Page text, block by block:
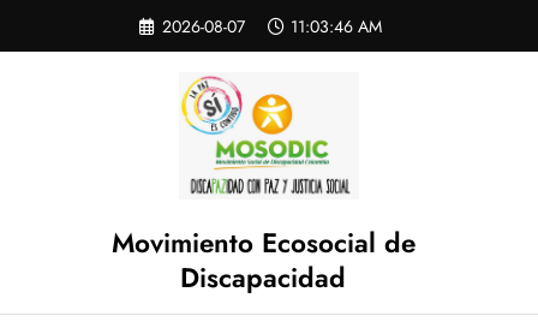
contenido
2026-08-07 11:03:47 AM
Movimiento Ecosocial de
Discapacidad